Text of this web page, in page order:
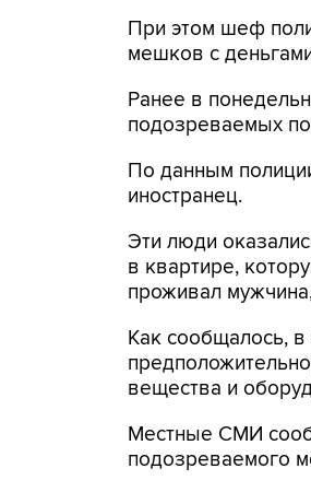
При этом шеф
мешков с
Ранее в
подозреваемых
По данным
иностранец.
Эти люди
в квартире,
проживал
Как сообщалось,
вещества и
Местные СМИ
подозреваемого